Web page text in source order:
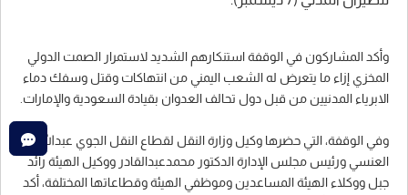
وأكد المشاركون في الوقفة استنكارهم الشديد لاستمرار الصمت الدولي
المخزي إزاء ما يتعرض له الشعب اليمني من انتهاكات وقتل وسفك دماء
الابرياء المدنيين من قبل دول تحالف العدوان بقيادة السعودية والإمارات.
وفي الوقفة، التي حضرها وكيل وزارة النقل لقطاع النقل الجوي عبدالله
العنسي ورئيس مجلس الإدارة الدكتور محمدعبدالقادر ووكيل الهيئة رائد
جبل ووكلاء الهيئة المساعدين وموظفي الهيئة وقطاعاتها المختلفة، أكد